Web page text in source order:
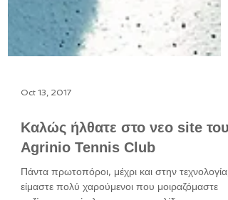
Oct 13, 2017
Agrinio Tennis Club